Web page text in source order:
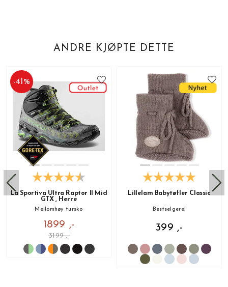
ANDRE KJØPTE DETTE
-41 %
La Sportiva Ultra Raptor II Mid
GTX , Herre
Mellomhøy tursko
1899 ,-
3199 ,-
Lillelam Babytøfler Classic
Bestselgere!
399 ,-